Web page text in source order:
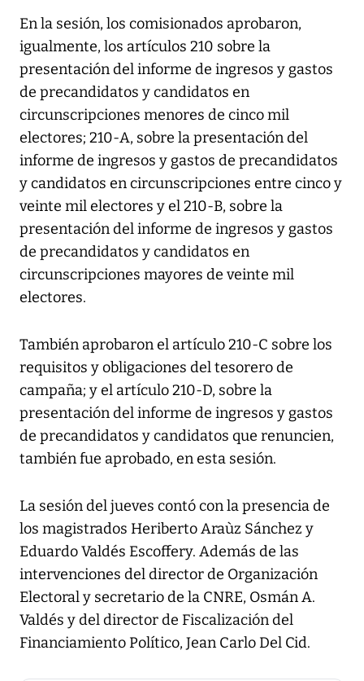
En la sesión, los comisionados aprobaron,
igualmente, los artículos 210 sobre la
presentación del informe de ingresos y gastos
de precandidatos y candidatos en
circunscripciones menores de cinco mil
electores; 210-A, sobre la presentación del
informe de ingresos y gastos de precandidatos
y candidatos en circunscripciones entre cinco y
veinte mil electores y el 210-B, sobre la
presentación del informe de ingresos y gastos
de precandidatos y candidatos en
circunscripciones mayores de veinte mil
electores.
También aprobaron el artículo 210-C sobre los
requisitos y obligaciones del tesorero de
campaña; y el artículo 210-D, sobre la
presentación del informe de ingresos y gastos
de precandidatos y candidatos que renuncien,
también fue aprobado, en esta sesión.
La sesión del jueves contó con la presencia de
los magistrados Heriberto Araùz Sánchez y
Eduardo Valdés Escoffery. Además de las
intervenciones del director de Organización
Electoral y secretario de la CNRE, Osmán A.
Valdés y del director de Fiscalización del
Financiamiento Político, Jean Carlo Del Cid.